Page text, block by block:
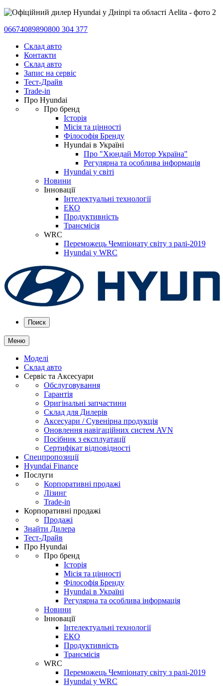
06674089890800 304 377
Склад авто
Контакти
Склад авто
Запис на сервіс
Тест-Драйв
Trade-in
Про Hyundai
Про бренд
Історія
Місія та цінності
Філософія Бренду
Hyundai в Україні
Про "Хюндай Мотор Україна"
Регулярна та особлива інформація
Hyundai у світі
Новини
Інновації
Інтелектуальні технології
ЕКО
Продуктивність
Трансмісія
WRC
Переможець Чемпіонату світу з ралі-2019
Hyundai у WRC
Поиск
Меню
Моделі
Склад авто
Сервіс та Аксесуари
Обслуговування
Гарантія
Оригінальні запчастини
Склад для Дилерів
Аксесуари / Сувенірна продукція
Оновлення навігаційних систем AVN
Посібник з експлуатації
Сертифікат відповідності
Спецпропозиції
Hyundai Finance
Послуги
Корпоративні продажі
Лізинг
Trade-in
Корпоративні продажі
Продажі
Знайти Дилера
Тест-Драйв
Про Hyundai
Про бренд
Історія
Місія та цінності
Філософія Бренду
Hyundai в Україні
Регулярна та особлива інформація
Новини
Інновації
Інтелектуальні технології
ЕКО
Продуктивність
Трансмісія
WRC
Переможець Чемпіонату світу з ралі-2019
Hyundai у WRC